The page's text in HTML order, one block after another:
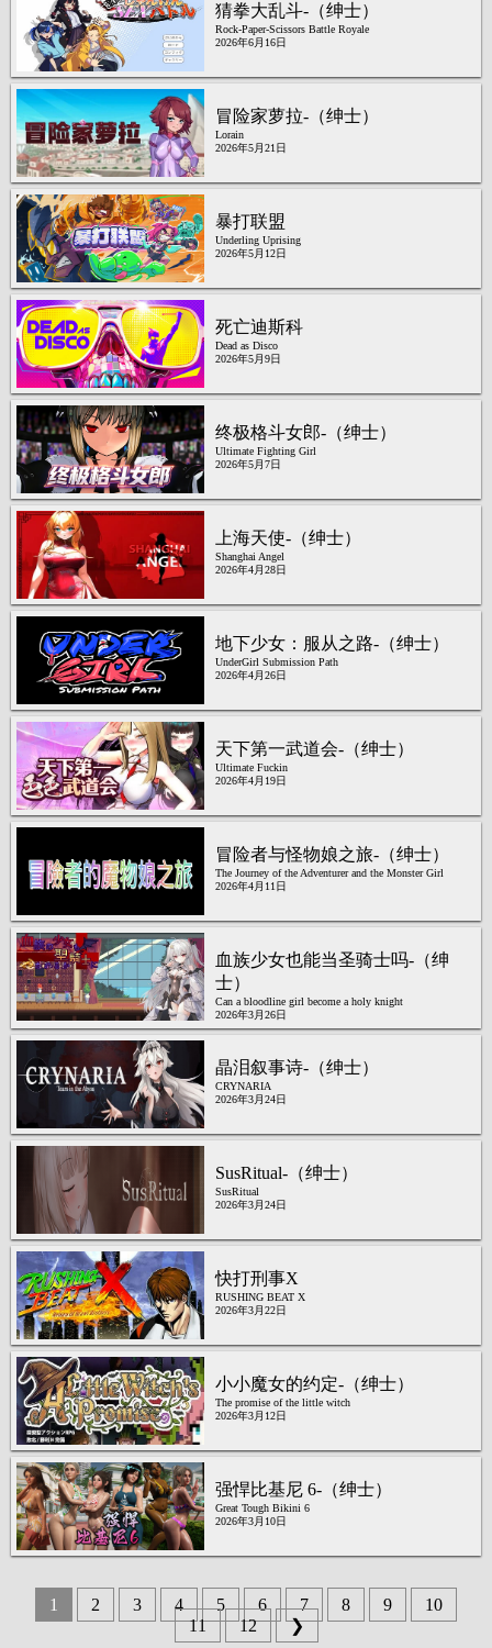
猜拳大乱斗-（绅士）
Rock-Paper-Scissors Battle Royale
2026年6月16日
冒险家萝拉-（绅士）
Lorain
2026年5月21日
暴打联盟
Underling Uprising
2026年5月12日
死亡迪斯科
Dead as Disco
2026年5月9日
终极格斗女郎-（绅士）
Ultimate Fighting Girl
2026年5月7日
上海天使-（绅士）
Shanghai Angel
2026年4月28日
地下少女：服从之路-（绅士）
UnderGirl Submission Path
2026年4月26日
天下第一武道会-（绅士）
Ultimate Fuckin
2026年4月19日
冒险者与怪物娘之旅-（绅士）
The Journey of the Adventurer and the Monster Girl
2026年4月11日
血族少女也能当圣骑士吗-（绅
士）
Can a bloodline girl become a holy knight
2026年3月26日
晶泪叙事诗-（绅士）
CRYNARIA
2026年3月24日
SusRitual-（绅士）
SusRitual
2026年3月24日
快打刑事X
RUSHING BEAT X
2026年3月22日
小小魔女的约定-（绅士）
The promise of the little witch
2026年3月12日
强悍比基尼 6-（绅士）
Great Tough Bikini 6
2026年3月10日
1 2 3 4 5 6 7 8 9
10
11
12 ❯